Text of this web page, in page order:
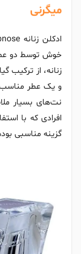
میگرنی
خوش توسط دو
زنانه، از ترکیب
و یک عطر مناسب
نت‌های بسیار
افرادی که با
گزینه مناسبی